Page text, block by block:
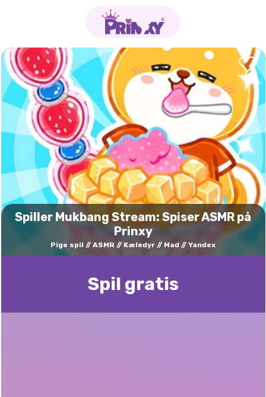
Spiller Mukbang Stream: Spiser ASMR på
Prinxy
Pige spil ASMR Kæledyr Mad Yandex
Spil gratis